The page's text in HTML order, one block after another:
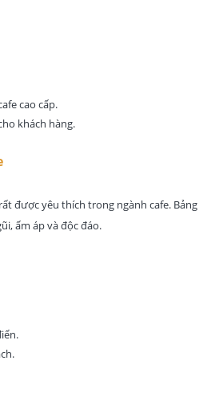
cao cấp.
khách hàng.
được yêu thích trong ngành cafe. Bảng
ấm áp và độc đáo.